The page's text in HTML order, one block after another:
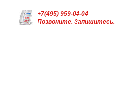
+7(495) 959-04-04
Позвоните. Запишитесь.